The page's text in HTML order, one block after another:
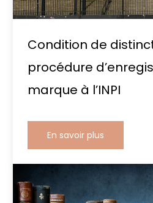
Condition de
procédure
marque à l’INPI
En savoir plus